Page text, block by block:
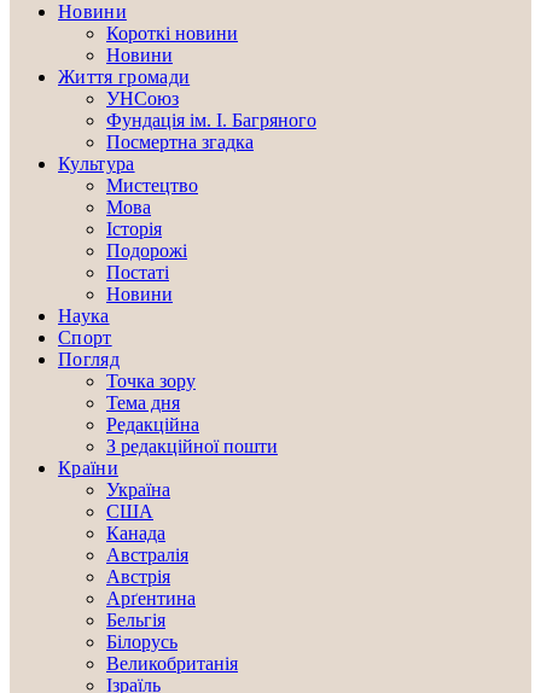
Новини
Короткі новини
Новини
Життя громади
УНСоюз
Фундація ім. І. Багряного
Посмертна згадка
Культура
Мистецтво
Мова
Історія
Подорожі
Постаті
Новини
Наука
Спорт
Погляд
Точка зору
Тема дня
Редакційна
З редакційної пошти
Країни
Україна
США
Канада
Австралія
Австрія
Арґентина
Бельгія
Білорусь
Великобританія
Ізраїль